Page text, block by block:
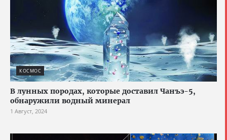
КОСМОС
В лунных породах, которые доставил Чанъэ-5,
обнаружили водный минерал
1 Август, 2024